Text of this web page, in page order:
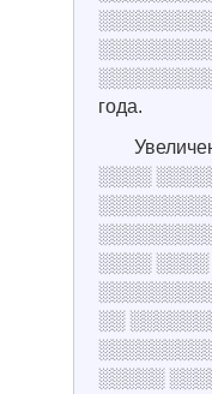
года.
░░░░
░░░░
░░
░░░░░